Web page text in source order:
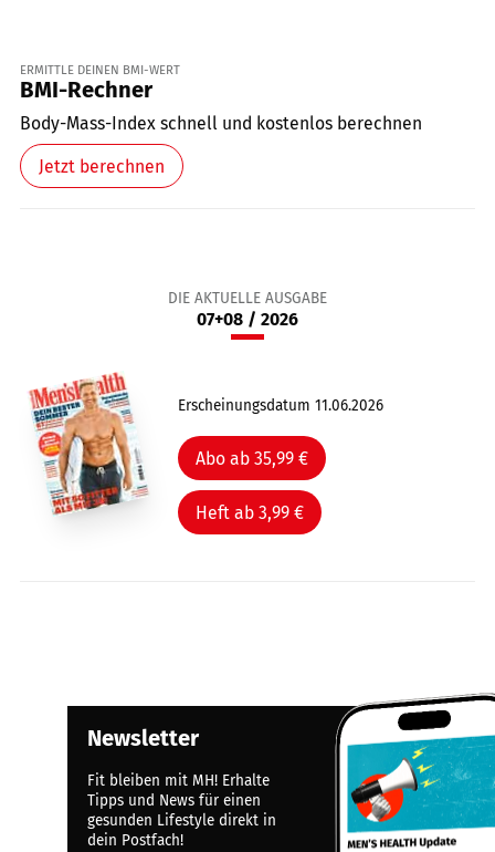
ERMITTLE DEINEN BMI-WERT
BMI-Rechner
Body-Mass-Index schnell und kostenlos berechnen
Jetzt berechnen
DIE AKTUELLE AUSGABE
07+08 / 2026
Erscheinungsdatum 11.06.2026
Abo ab 35,99 €
Heft ab 3,99 €
Newsletter
Fit bleiben mit MH! Erhalte
Tipps und News für einen
gesunden Lifestyle direkt in
dein Postfach!